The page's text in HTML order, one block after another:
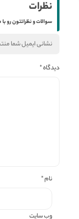
نظرات
سوالات و نظراتتون رو با
نشانی ایمیل شما
دیدگاه*
نام*
وب‌ سایت